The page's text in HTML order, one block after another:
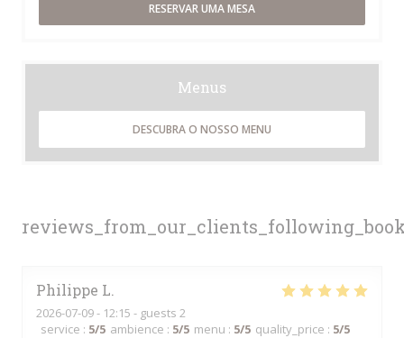
Philippe L
2026-07-09- 12:15 - guests 2
service : 5/5 ambience : 5/5 menu : 5/5 quality_price : 5/5
RESERVAR UMA MESA
Menus
DESCUBRA O NOSSO MENU